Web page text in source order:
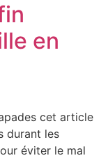
en
cet article
durant les
éviter le mal